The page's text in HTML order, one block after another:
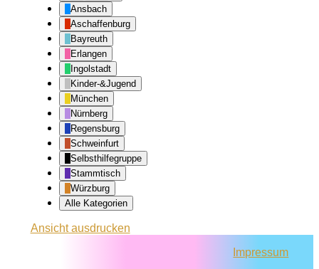
Ansbach
Aschaffenburg
Bayreuth
Erlangen
Ingolstadt
Kinder-&Jugend
München
Nürnberg
Regensburg
Schweinfurt
Selbsthilfegruppe
Stammtisch
Würzburg
Alle Kategorien
Ansichtausdrucken
Impressum